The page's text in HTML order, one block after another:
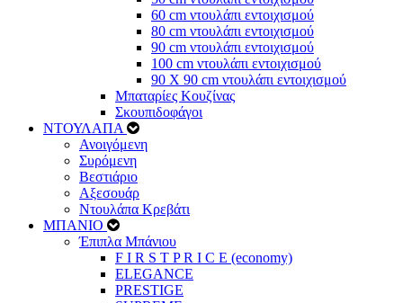
60 cm ντουλάπι εντοιχισμού
80 cm ντουλάπι εντοιχισμού
90 cm ντουλάπι εντοιχισμού
100 cm ντουλάπι εντοιχισμού
90 Χ 90 cm ντουλάπι εντοιχισμού
Μπαταρίες Κουζίνας
Σκουπιδοφάγοι
ΝΤΟΥΛΑΠΑ
Ανοιγόμενη
Συρόμενη
Βεστιάριο
Αξεσουάρ
Ντουλάπα Κρεβάτι
ΜΠΑΝΙΟ
Έπιπλα Μπάνιου
F I R S T P R I C E (economy)
ELEGANCE
PRESTIGE